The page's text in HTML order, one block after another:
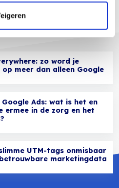
zo word je
meer dan alleen Google
Ads: wat is het en
ermee in de zorg en het
UTM-tags onmisbaar
marketingdata